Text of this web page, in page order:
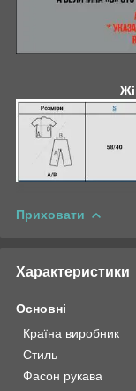
Приховати
Характеристики
Основні
Країна виробник
Стиль
Фасон рукава